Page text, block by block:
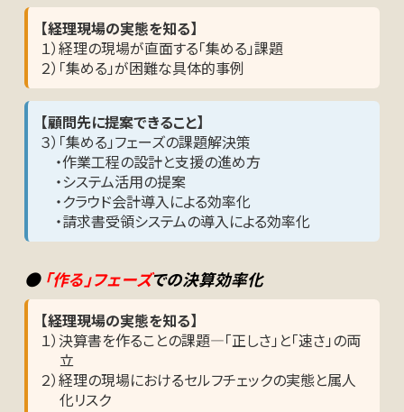
【経理現場の実態を知る】
１）経理の現場が直面する「集める」課題
２）「集める」が困難な具体的事例
【顧問先に提案できること】
３）「集める」フェーズの課題解決策
・作業工程の設計と支援の進め方
・システム活用の提案
・クラウド会計導入による効率化
・請求書受領システムの導入による効率化
● 「作る」フェーズでの決算効率化
【経理現場の実態を知る】
１）決算書を作ることの課題―「正しさ」と「速さ」の両
立
２）経理の現場におけるセルフチェックの実態と属人
化リスク